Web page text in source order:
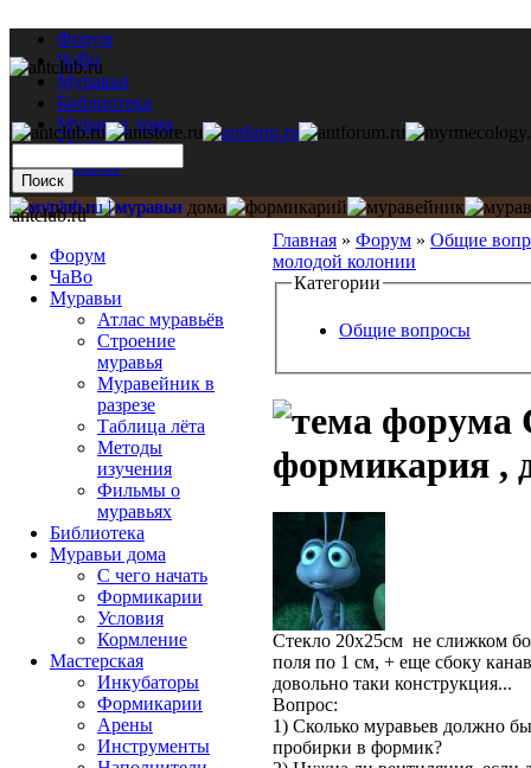
Форум
ЧаВо
Муравьи
Библиотека
Муравьи дома
Мастерская
Каталог
Главная » Форум » Общие
молодой колонии
Категории
Общие вопросы
формикария ,
Стекло 20х25см не слижком
поля по 1 см, + еще сбоку
довольно таки конструкция...
Вопрос:
1) Сколько муравьев должно
пробирки в формик?
antclub.ru
Форум
ЧаВо
Муравьи
Атлас муравьёв
Строение
муравья
Муравейник в
разрезе
Таблица лёта
Методы
изучения
Фильмы о
муравьях
Библиотека
Муравьи дома
С чего начать
Формикарии
Условия
Кормление
Мастерская
Инкубаторы
Формикарии
Арены
Инструменты